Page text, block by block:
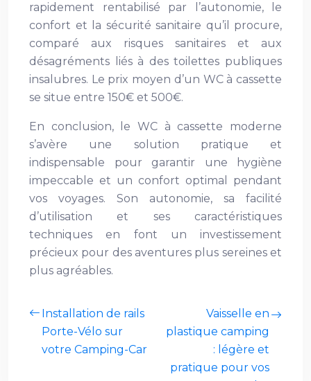
rapidement rentabilisé par l’autonomie, le
confort et la sécurité sanitaire qu’il procure,
comparé aux risques sanitaires et aux
désagréments liés à des toilettes publiques
insalubres. Le prix moyen d’un WC à cassette
se situe entre 150€ et 500€.
En conclusion, le WC à cassette moderne
s’avère une solution pratique et
indispensable pour garantir une hygiène
impeccable et un confort optimal pendant
vos voyages. Son autonomie, sa facilité
d’utilisation et ses caractéristiques
techniques en font un investissement
précieux pour des aventures plus sereines et
plus agréables.
Installation de rails
Porte-Vélo sur
votre Camping-Car
Vaisselle en
plastique camping
: légère et
pratique pour vos